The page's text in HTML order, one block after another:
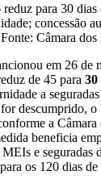
para 30
concessão
Câmara dos
em 26 de
de 45 para 30
a
descumprido, o
a
beneficia
e seguradas
os 120 dias